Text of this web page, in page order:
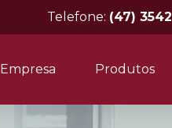
Telefone: (47)
Empresa Produtos